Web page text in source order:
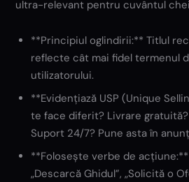
ultra-relevant pentru cuvântul
**Principiul oglindirii:** Titlul
reflecte cât mai fidel termenul
utilizatorului.
**Evidențiază USP (Unique
te face diferit? Livrare
Suport 24/7? Pune asta în
**Folosește verbe de acțiune:**
„Descarcă Ghidul”, „Solicită o